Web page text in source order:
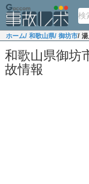
ホーム/ 和歌山県/ 御坊市/ 湯
和歌山県御坊
故情報